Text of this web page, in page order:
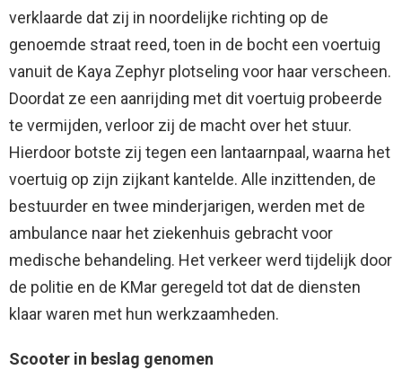
verklaarde dat zij in noordelijke richting op de
genoemde straat reed, toen in de bocht een voertuig
vanuit de Kaya Zephyr plotseling voor haar verscheen.
Doordat ze een aanrijding met dit voertuig probeerde
te vermijden, verloor zij de macht over het stuur.
Hierdoor botste zij tegen een lantaarnpaal, waarna het
voertuig op zijn zijkant kantelde. Alle inzittenden, de
bestuurder en twee minderjarigen, werden met de
ambulance naar het ziekenhuis gebracht voor
medische behandeling. Het verkeer werd tijdelijk door
de politie en de KMar geregeld tot dat de diensten
klaar waren met hun werkzaamheden.
Scooter in beslag genomen